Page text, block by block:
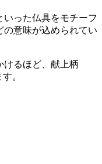
った仏具をモチーフ
の意味が込められてい
けるほど、献上柄
。